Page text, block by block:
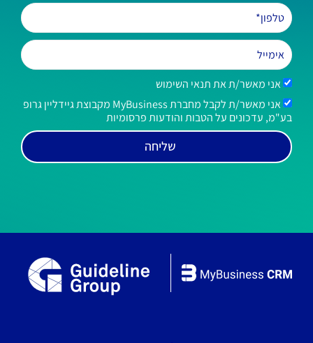
אני מאשר/ת את תנאי השימוש
אני מאשר/ת לקבל מחברת MyBusiness מקבוצת גיידליין גרופ
בע"מ, עדכונים על הטבות והודעות פרסומיות
שליחה